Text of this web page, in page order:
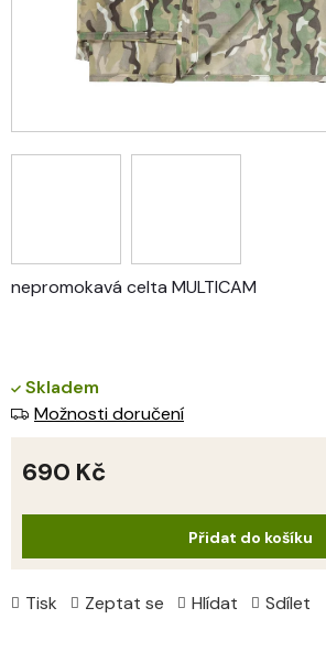
nepromokavá celta MULTICAM
Tisk Zeptat se Hlídat Sdílet
Skladem
Možnosti doručení
690 Kč
Přidat do košíku